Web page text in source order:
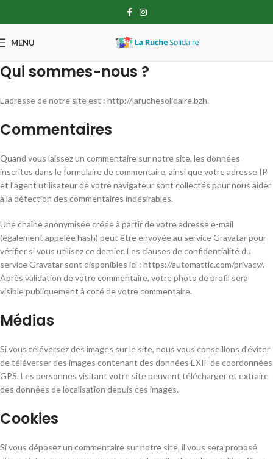
MENU
Qui sommes-nous ?
L’adresse de notre site est : http://laruchesolidaire.bzh.
Commentaires
Quand vous laissez un commentaire sur notre site, les données
inscrites dans le formulaire de commentaire, ainsi que votre adresse IP
et l’agent utilisateur de votre navigateur sont collectés pour nous aider
à la détection des commentaires indésirables.
Une chaîne anonymisée créée à partir de votre adresse e-mail
(également appelée hash) peut être envoyée au service Gravatar pour
vérifier si vous utilisez ce dernier. Les clauses de confidentialité du
service Gravatar sont disponibles ici : https://automattic.com/privacy/.
Après validation de votre commentaire, votre photo de profil sera
visible publiquement à coté de votre commentaire.
Médias
Si vous téléversez des images sur le site, nous vous conseillons d’éviter
de téléverser des images contenant des données EXIF de coordonnées
GPS. Les personnes visitant votre site peuvent télécharger et extraire
des données de localisation depuis ces images.
Cookies
Si vous déposez un commentaire sur notre site, il vous sera proposé